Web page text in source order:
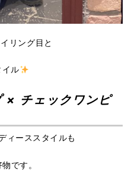
リング目と
イル
× チェックワンピ
ィーススタイルも
です。